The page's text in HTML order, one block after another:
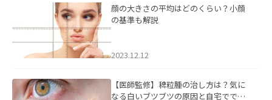
顔の大きさの平均はどのくらい？小顔
の基準も解説
2023.12.12
【医師監修】稗粒腫の治し方は？気に
なる白いブツブツの原因と自宅ででき